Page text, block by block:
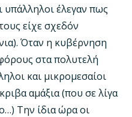
υπάλληλοι έλεγαν πως
είχε σχεδόν
Όταν η κυβέρνηση
στα πολυτελή
και μικρομεσαίοι
αμάξια (που σε λίγα
Την ίδια ώρα οι